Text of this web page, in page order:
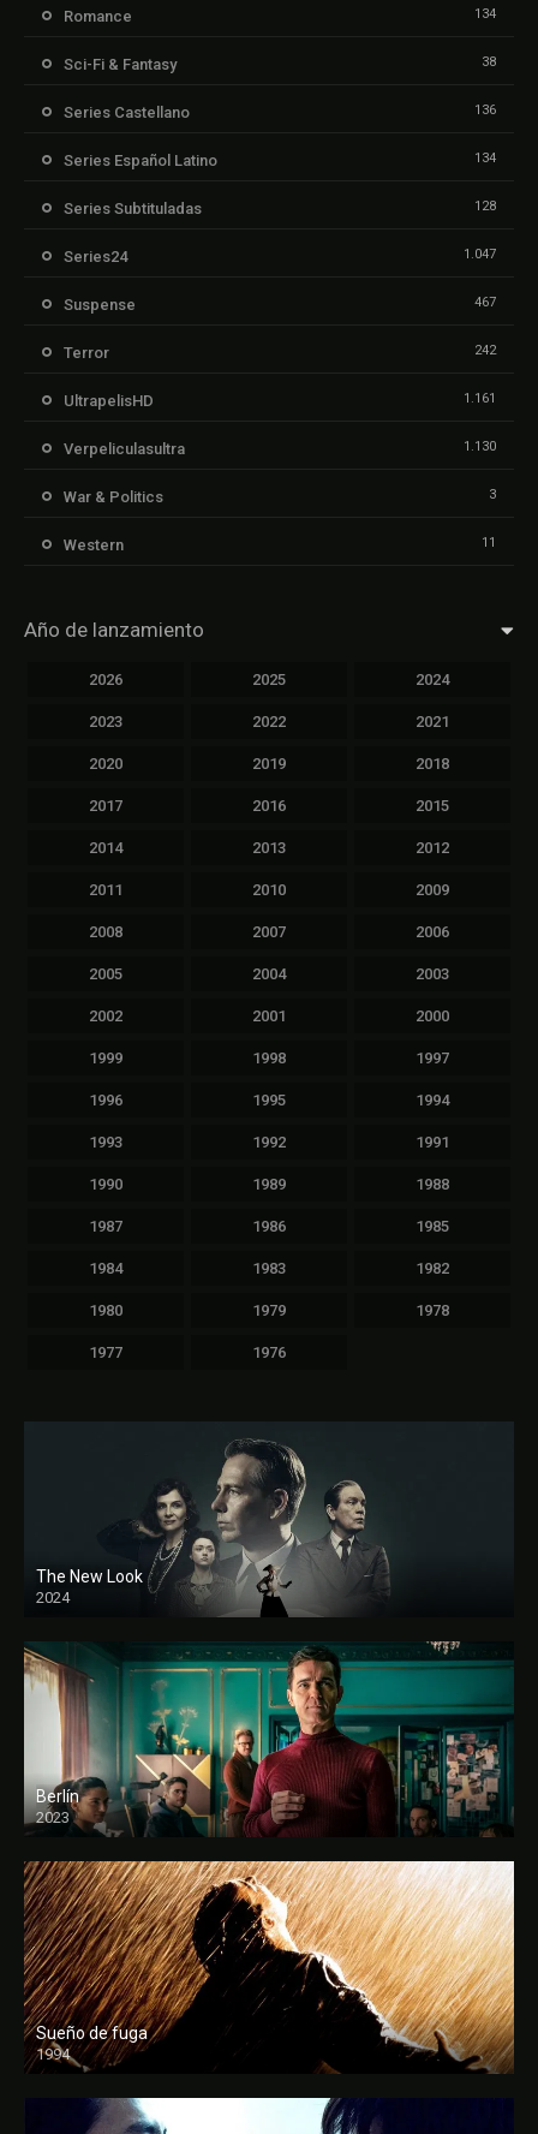
Romance 134
Sci-Fi & Fantasy 38
Series Castellano 136
Series Español Latino 134
Series Subtituladas 128
Series24 1.047
Suspense 467
Terror 242
UltrapelisHD 1.161
Verpeliculasultra 1.130
War & Politics 3
Western 11
Año de lanzamiento
2026 2025 2024
2023 2022 2021
2020 2019 2018
2017 2016 2015
2014 2013 2012
2011 2010 2009
2008 2007 2006
2005 2004 2003
2002 2001 2000
1999 1998 1997
1996 1995 1994
1993 1992 1991
1990 1989 1988
1987 1986 1985
1984 1983 1982
1980 1979 1978
1977 1976
The New Look
2024
Berlín
2023
Sueño de fuga
1994
FULL HD